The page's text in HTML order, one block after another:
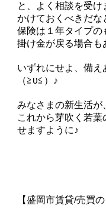
と、よく相談を受
かけておくべきだな
保険は１年タイプの
掛け金が戻る場合も
いずれにせよ、備
（≧υ≦）♪
みなさまの新生活が
これから芽吹く若
せますように♪
【盛岡市賃貸/売買